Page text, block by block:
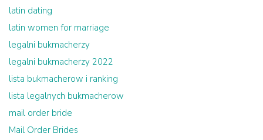
latin dating
latin women for marriage
legalni bukmacherzy
legalni bukmacherzy 2022
lista bukmacherow i ranking
lista legalnych bukmacherow
mail order bride
Mail Order Brides